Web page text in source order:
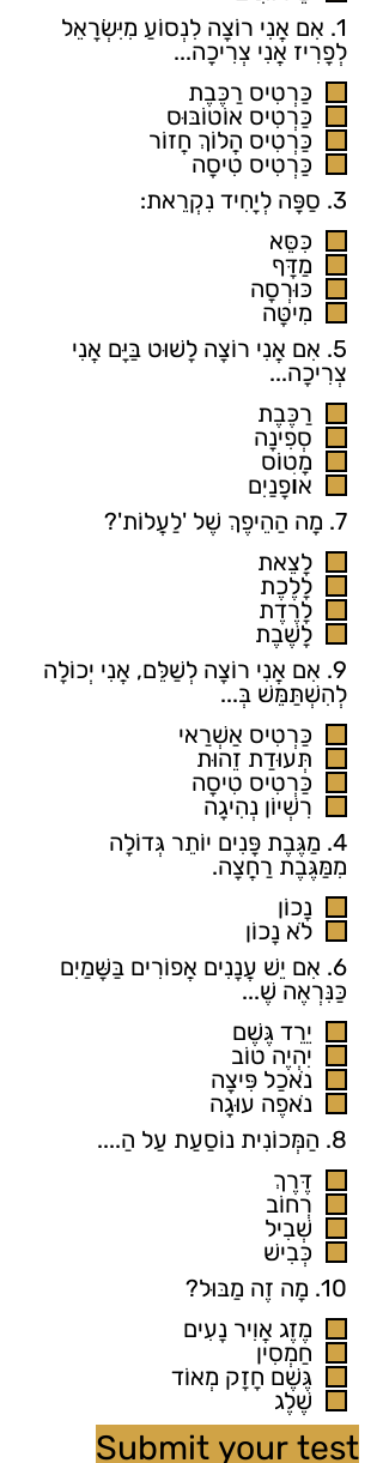
1. אִם אֲנִי רוֹצָה לִנְסוֹעַ מִיִּשְׂרָאֵל
לְפָרִיז אֲנִי צְרִיכָה...
כַּרְטִיס רַכֶּבֶת
כַּרְטִיס אוֹטוֹבּוּס
כַּרְטִיס הֲלוֹךְ חֲזוֹר
כַּרְטִיס טִיסָה
3. סַפָּה לְיָחִיד נִקְרֵאת:
כִּסֵּא
מַדָּף
כּוּרְסָה
מִיטָּה
5. אִם אֲנִי רוֹצָה לָשׁוּט בַּיָּם אֲנִי
צְרִיכָה...
רַכֶּבֶת
סְפִינָה
מָטוֹס
אוׄפָנַיִם
7. מָה הַהֵיפֶךְ שֶׁל 'לַעֲלוֹת'?
לָצֵאת
לָלֶכֶת
לָרֶדֶת
לָשֶׁבֶת
9. אִם אֲנִי רוֹצָה לְשַׁלֵּם, אֲנִי יְכוֹלָה
לְהִשְׁתַּמֵּשׁ בְּ...
כַּרְטִיס אַשְׁרַאי
תְּעוּדַת זֵהוּת
כַּרְטִיס טִיסָה
רִשְׁיוֹן נְהִיגָה
4. מַגֶּבֶת פָּנִים יוֹתֵר גְּדוֹלָה
מִמַּגֶּבֶת רַחֲצָה.
נָכוֹן
לֹא נָכוֹן
6. אִם יֵשׁ עֲנָנִים אֲפוֹרִים בַּשָּׁמַיִם
כַּנִּרְאֶה שֶׁ...
יֵרֵד גֶּשֶׁם
יִהְיֶה טוֹב
נֹאכַל פִּיצָה
נֹאפֶה עוּגָה
8. הַמְּכוֹנִית נוֹסַעַת עַל הַ....
דֶּרֶךְ
רְחוֹב
שְׁבִיל
כְּבִישׁ
10. מָה זֶה מַבּוּל?
מֶזֶג אֲוִיר נָעִים
חַמְסִין
גֶּשֶׁם חָזָק מְאוֹד
שֶׁלֶג
Submit your test